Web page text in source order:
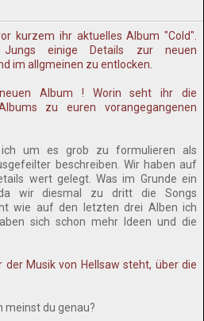
kurzem ihr aktuelles Album "Cold".
einige Details zur neuen
im allgmeinen zu entlocken.
Album ! Worin seht ihr die
zu euren vorangegangenen
um es grob zu formulieren als
beschreiben. Wir haben auf
wert gelegt. Was im Grunde ein
wir diesmal zu dritt die Songs
wie auf den letzten drei Alben ich
sich schon mehr Ideen und die
der Musik von Hellsaw steht, über die
meinst du genau?